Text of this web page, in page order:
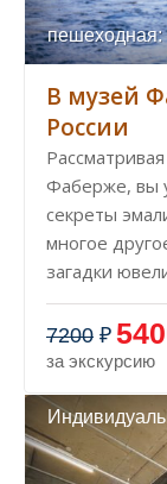
пешеходная:
В музей
России
Фаберже, вы
секреты
многое
загадки
7200 ₽
за экскурсию